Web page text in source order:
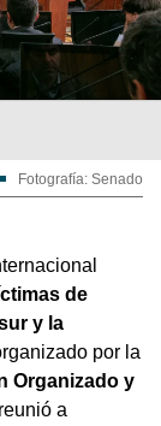
Fotografía: Senado
de
y la
por la
Organizado y
a